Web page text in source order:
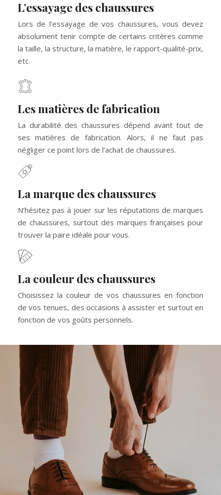
L’essayage des chaussures
Lors de l’essayage de vos chaussures, vous devez
absolument tenir compte de certains critères comme
la taille, la structure, la matière, le rapport-qualité-prix,
etc.
Les matières de fabrication
La durabilité des chaussures dépend avant tout de
ses matières de fabrication. Alors, il ne faut pas
négliger ce point lors de l’achat de chaussures.
La marque des chaussures
N’hésitez pas à jouer sur les réputations de marques
de chaussures, surtout des marques françaises pour
trouver la paire idéale pour vous.
La couleur des chaussures
Choisissez la couleur de vos chaussures en fonction
de vos tenues, des occasions à assister et surtout en
fonction de vos goûts personnels.